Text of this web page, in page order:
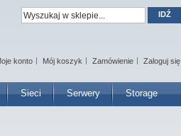
Sieci Serwery Storage
konto Mój koszyk Zamówienie Zaloguj się
IDŹ